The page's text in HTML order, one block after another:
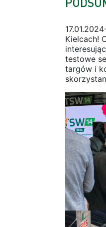
Kielcach!
testowe
targów i